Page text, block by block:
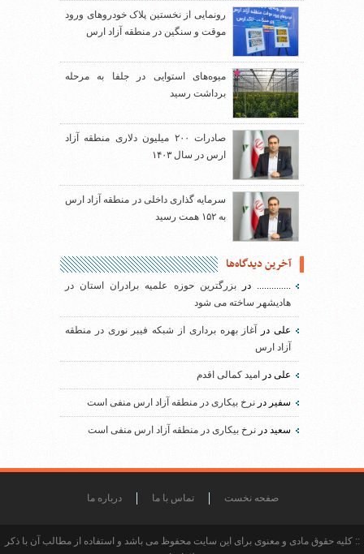
رونمایی از نخستین پلاک خودروهای ورود
موقت و سنگین در منطقه آزاد ارس
میوه‌های استوایی در جلفا به مرحله
برداشت رسید
صادرات ۲۰۰ میلیون دلاری منطقه آزاد
ارس در سال ۱۴۰۳
سرمایه گذاری داخلی در منطقه آزاد ارس
به ۱۵۲ همت رسید
آخرین دیدگاه‌ها
..............دربزرگترین حوزه علمیه برادران استان در
هادیشهر ساخته می شود
علیدر
آغاز بهره برداری از شبکه فیبر نوری در منطقه
آزاد ارس
علی در امید کمالی اقدم
سفیر در نرخ بیکاری در منطقه آزاد ارس منفی است
سعید در نرخ بیکاری در منطقه آزاد ارس منفی است
صفحه نخست تماس با ما درباره ما
:: کلیه حقوق مادی و معنوی برای این سایت محفوظ می باشد و استفاده از مطالب آن با ذکر